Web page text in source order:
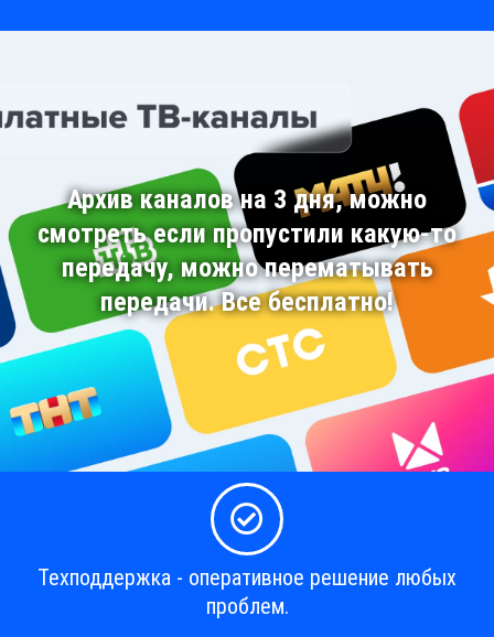
Архив каналов на 3 дня, можно
смотреть если пропустили какую-то
передачу, можно перематывать
передачи. Все бесплатно!
Техподдержка - оперативное решение любых
проблем.